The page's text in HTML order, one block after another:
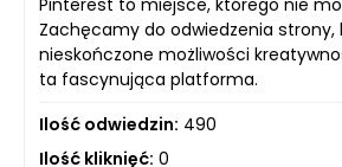
Zachęcamy do odwiedzenia strony,
nieskończone możliwości
ta fascynująca platforma.
Ilość odwiedzin: 490
Ilość kliknięć: 0